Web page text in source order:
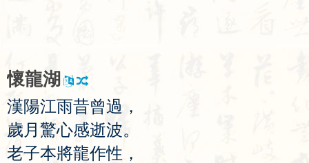
懷龍湖
漢陽江雨昔曾過 ，
歲 月 驚心感逝波。
老子本將龍作性 ，